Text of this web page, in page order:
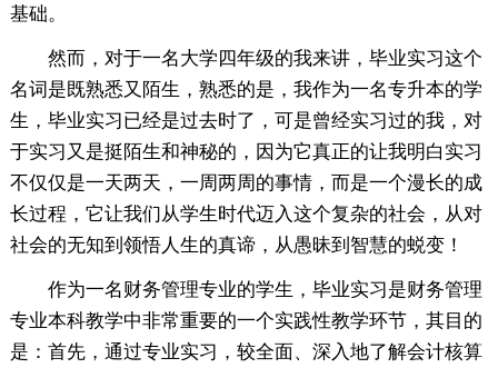
基础。
然而，对于一名大学四年级的我来讲，毕业实习这个
名词是既熟悉又陌生，熟悉的是，我作为一名专升本的学
生，毕业实习已经是过去时了，可是曾经实习过的我，对
于实习又是挺陌生和神秘的，因为它真正的让我明白实习
不仅仅是一天两天，一周两周的事情，而是一个漫长的成
长过程，它让我们从学生时代迈入这个复杂的社会，从对
社会的无知到领悟人生的真谛，从愚昧到智慧的蜕变！
作为一名财务管理专业的学生，毕业实习是财务管理
专业本科教学中非常重要的一个实践性教学环节，其目的
是：首先，通过专业实习，较全面、深入地了解会计核算